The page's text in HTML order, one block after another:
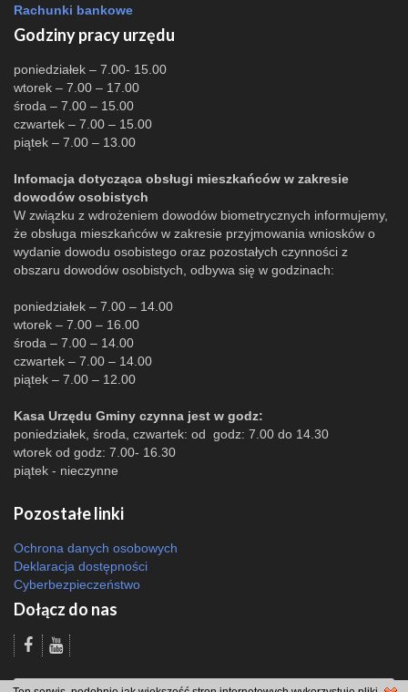
Rachunki bankowe
Godziny pracy urzędu
poniedziałek – 7.00- 15.00
wtorek – 7.00 – 17.00
środa – 7.00 – 15.00
czwartek – 7.00 – 15.00
piątek – 7.00 – 13.00
Infomacja dotycząca obsługi mieszkańców w zakresie
dowodów osobistych
W związku z wdrożeniem dowodów biometrycznych informujemy,
że obsługa mieszkańców w zakresie przyjmowania wniosków o
wydanie dowodu osobistego oraz pozostałych czynności z
obszaru dowodów osobistych, odbywa się w godzinach:
poniedziałek – 7.00 – 14.00
wtorek – 7.00 – 16.00
środa – 7.00 – 14.00
czwartek – 7.00 – 14.00
piątek – 7.00 – 12.00
Kasa Urzędu Gminy czynna jest w godz:
poniedziałek, środa, czwartek: od godz: 7.00 do 14.30
wtorek od godz: 7.00- 16.30
piątek - nieczynne
Pozostałe linki
Ochrona danych osobowych
Deklaracja dostępności
Cyberbezpieczeństwo
Dołącz do nas
Odsłon: 2590 | |Polityka bezpieczeństwa i polityka cookies|Redakcja|2007